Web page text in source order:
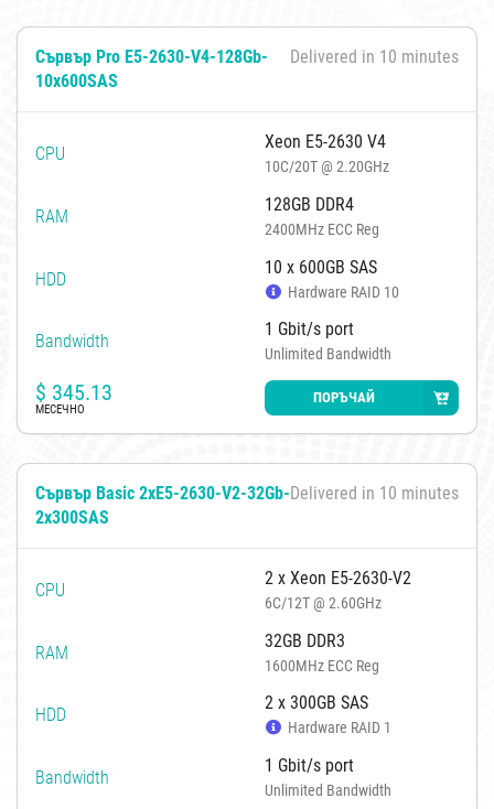
Delivered in 10 minutes
Сървър Pro E5-2630-V4-128Gb-
10x600SAS
CPU
Xeon E5-2630 V4
10C/20T @ 2.20GHz
RAM
128GB DDR4
2400MHz ECC Reg
HDD
10 x 600GB SAS
Hardware RAID 10
Bandwidth
1 Gbit/s port
Unlimited Bandwidth
$ 345.13
МЕСЕЧНО
ПОРЪЧАЙ
Delivered in 10 minutes
Сървър Basic 2xE5-2630-V2-32Gb-
2x300SAS
CPU
2 x Xeon E5-2630-V2
6C/12T @ 2.60GHz
RAM
32GB DDR3
1600MHz ECC Reg
HDD
2 x 300GB SAS
Hardware RAID 1
Bandwidth
1 Gbit/s port
Unlimited Bandwidth